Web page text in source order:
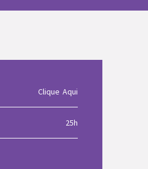
Clique Aqui
25h